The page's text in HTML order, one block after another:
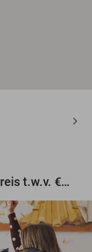
Maak gratis kans op een droomreis t.w.v. €3.000!